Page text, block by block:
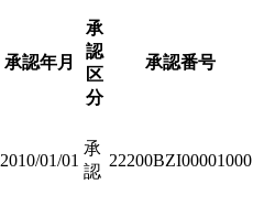
承認年月
承
認
区
分
承認番号
2010/01/01
承
認
22200BZI00001000